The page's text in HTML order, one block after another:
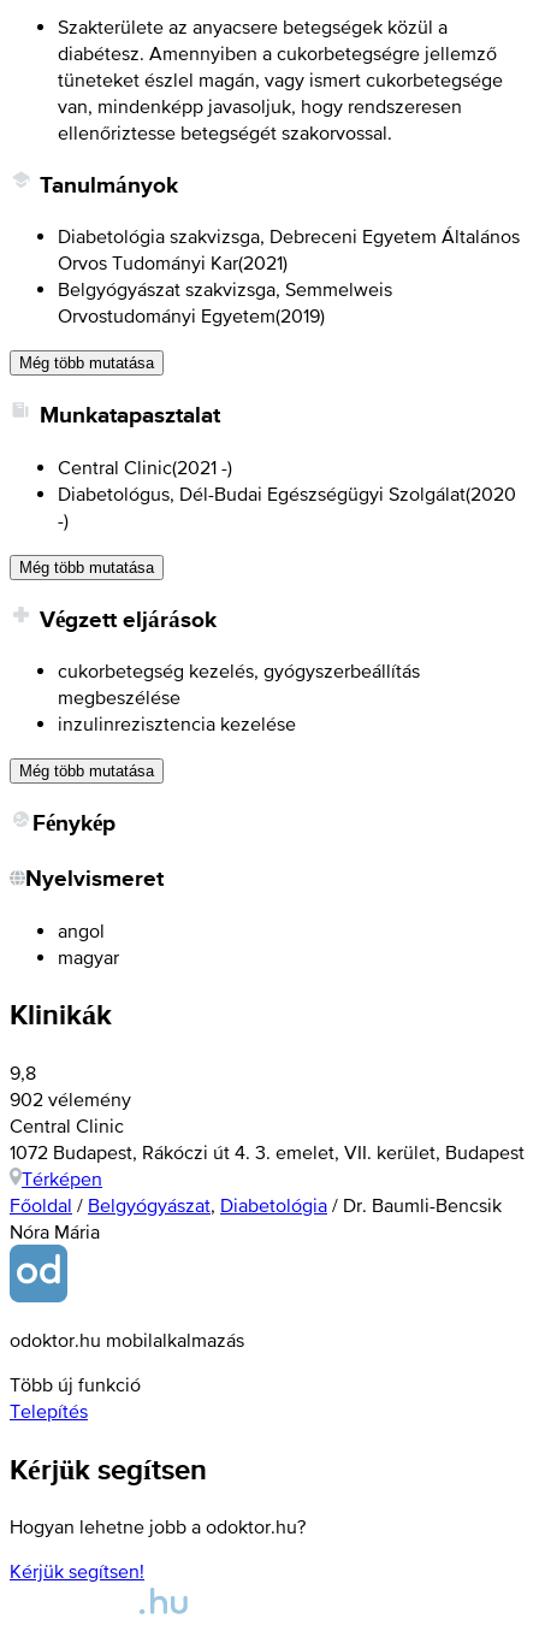
Szakterülete az anyacsere betegségek közül a
diabétesz. Amennyiben a cukorbetegségre jellemző
tüneteket észlel magán, vagy ismert cukorbetegsége
van, mindenképp javasoljuk, hogy rendszeresen
ellenőriztesse betegségét szakorvossal.
Tanulmányok
Diabetológia szakvizsga, Debreceni Egyetem Általános
Orvos Tudományi Kar(2021)
Belgyógyászat szakvizsga, Semmelweis
Orvostudományi Egyetem(2019)
Még több mutatása
Munkatapasztalat
Central Clinic(2021 -)
Diabetológus, Dél-Budai Egészségügyi Szolgálat(2020
-)
Még több mutatása
Végzett eljárások
cukorbetegség kezelés, gyógyszerbeállítás
megbeszélése
inzulinrezisztencia kezelése
Még több mutatása
Fénykép
Nyelvismeret
angol
magyar
Klinikák
9,8
902 vélemény
Central Clinic
1072 Budapest, Rákóczi út 4. 3. emelet, VII. kerület, Budapest
Térképen
Főoldal / Belgyógyászat, Diabetológia / Dr. Baumli-Bencsik
Nóra Mária
odoktor.hu mobilalkalmazás
Több új funkció
Telepítés
Kérjük segítsen
Hogyan lehetne jobb a odoktor.hu?
Kérjük segítsen!